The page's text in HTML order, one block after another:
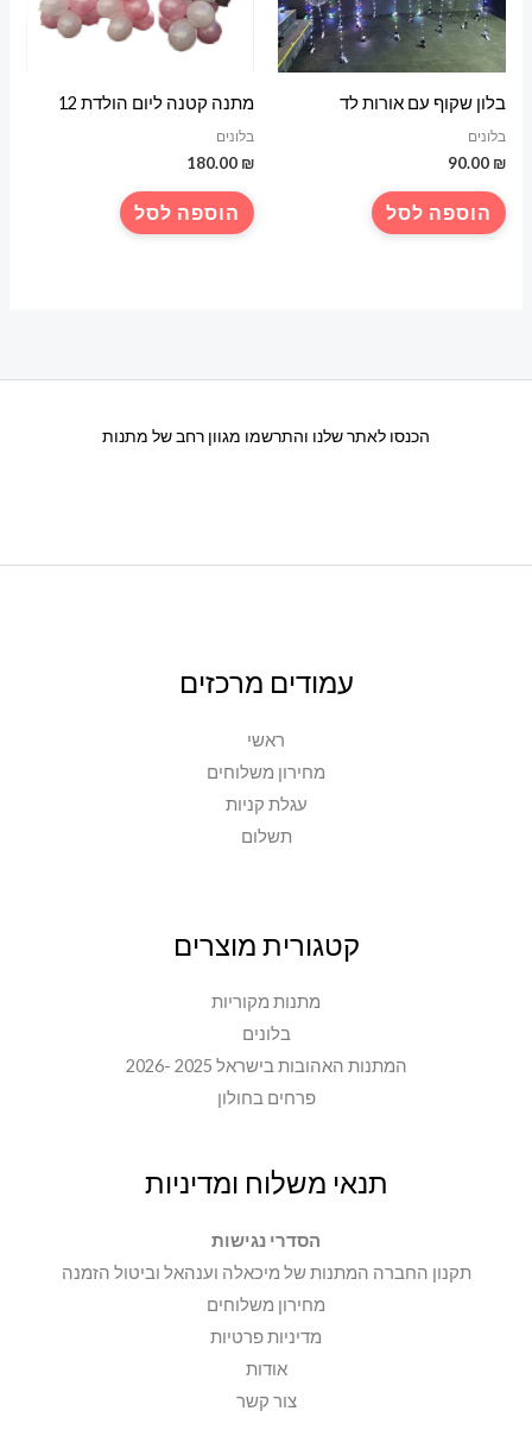
בלון שקוף עם אורות לד
בלונים
90.00 ₪
הוספה לסל
מתנה קטנה ליום הולדת 12
בלונים
180.00 ₪
הוספה לסל
הכנסו לאתר שלנו והתרשמו מגוון רחב של מתנות
עמודים מרכזים
ראשי
מחירון משלוחים
עגלת קניות
תשלום
קטגורית מוצרים
מתנות מקוריות
בלונים
המתנות האהובות בישראל 2025 -2026
פרחים בחולון
תנאי משלוח ומדיניות
הסדרי נגישות
תקנון החברה המתנות של מיכאלה וענהאל וביטול הזמנה
מחירון משלוחים
מדיניות פרטיות
אודות
צור קשר